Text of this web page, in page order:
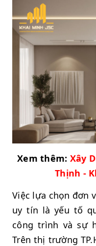
Xem thêm: Xây
Thịnh -
Việc lựa chọn đơn
uy tín là yếu tố
công trình và sự
Trên thị trường